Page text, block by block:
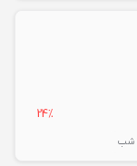
24%